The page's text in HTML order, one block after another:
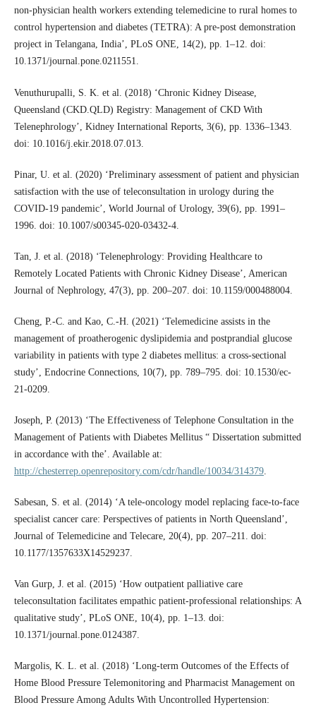
non-physician health workers extending telemedicine to rural homes to
control hypertension and diabetes (TETRA): A pre-post demonstration
project in Telangana, India’, PLoS ONE, 14(2), pp. 1–12. doi:
10.1371/journal.pone.0211551.
Venuthurupalli, S. K. et al. (2018) ‘Chronic Kidney Disease,
Queensland (CKD.QLD) Registry: Management of CKD With
Telenephrology’, Kidney International Reports, 3(6), pp. 1336–1343.
doi: 10.1016/j.ekir.2018.07.013.
Pinar, U. et al. (2020) ‘Preliminary assessment of patient and physician
satisfaction with the use of teleconsultation in urology during the
COVID-19 pandemic’, World Journal of Urology, 39(6), pp. 1991–
1996. doi: 10.1007/s00345-020-03432-4.
Tan, J. et al. (2018) ‘Telenephrology: Providing Healthcare to
Remotely Located Patients with Chronic Kidney Disease’, American
Journal of Nephrology, 47(3), pp. 200–207. doi: 10.1159/000488004.
Cheng, P.-C. and Kao, C.-H. (2021) ‘Telemedicine assists in the
management of proatherogenic dyslipidemia and postprandial glucose
variability in patients with type 2 diabetes mellitus: a cross-sectional
study’, Endocrine Connections, 10(7), pp. 789–795. doi: 10.1530/ec-
21-0209.
Joseph, P. (2013) ‘The Effectiveness of Telephone Consultation in the
Management of Patients with Diabetes Mellitus “ Dissertation submitted
in accordance with the’. Available at:
http://chesterrep.openrepository.com/cdr/handle/10034/314379.
Sabesan, S. et al. (2014) ‘A tele-oncology model replacing face-to-face
specialist cancer care: Perspectives of patients in North Queensland’,
Journal of Telemedicine and Telecare, 20(4), pp. 207–211. doi:
10.1177/1357633X14529237.
Van Gurp, J. et al. (2015) ‘How outpatient palliative care
teleconsultation facilitates empathic patient-professional relationships: A
qualitative study’, PLoS ONE, 10(4), pp. 1–13. doi:
10.1371/journal.pone.0124387.
Margolis, K. L. et al. (2018) ‘Long-term Outcomes of the Effects of
Home Blood Pressure Telemonitoring and Pharmacist Management on
Blood Pressure Among Adults With Uncontrolled Hypertension: